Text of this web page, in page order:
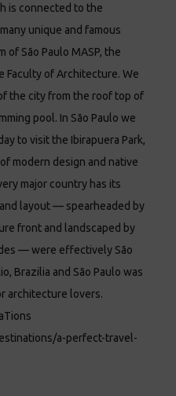
is connected to the
unique and famous
of São Paulo MASP, the
Faculty of Architecture. We
the city from the roof top of
pool. In São Paulo we
to visit the Ibirapuera Park,
modern design and native
major country has its
layout — spearheaded by
front and landscaped by
— were effectively São
Brazilia and São Paulo was
architecture lovers.
a-perfect-travel-